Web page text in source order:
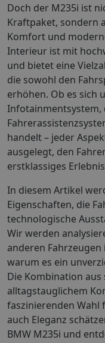
Doch der M235i ist
Kraftpaket, sondern
Komfort und
Interieur ist mit
und bietet eine
die sowohl den
erhöhen. Ob es sich
Infotainmentsystem,
handelt – jeder
ausgelegt, den
erstklassiges
In diesem Artikel
Eigenschaften, die
technologische
Wir werden
anderen
warum es ein
Die Kombination
alltagstauglichem
faszinierenden Wahl
auch Eleganz
BMW M235i und